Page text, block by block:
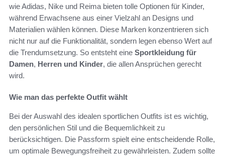
wie Adidas, Nike und Reima bieten tolle Optionen für Kinder,
während Erwachsene aus einer Vielzahl an Designs und
Materialien wählen können. Diese Marken konzentrieren sich
nicht nur auf die Funktionalität, sondern legen ebenso Wert auf
die Trendumsetzung. So entsteht eine Sportkleidung für
Damen, Herren und Kinder, die allen Ansprüchen gerecht
wird.
Wie man das perfekte Outfit wählt
Bei der Auswahl des idealen sportlichen Outfits ist es wichtig,
den persönlichen Stil und die Bequemlichkeit zu
berücksichtigen. Die Passform spielt eine entscheidende Rolle,
um optimale Bewegungsfreiheit zu gewährleisten. Zudem sollte